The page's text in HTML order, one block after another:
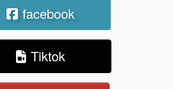
facebook
Tiktok